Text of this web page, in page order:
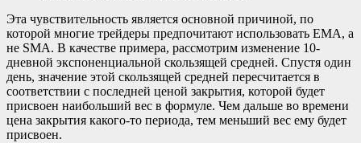
Эта чувствительность является основной причиной, по
которой многие трейдеры предпочитают использовать EMA, а
не SMA. В качестве примера, рассмотрим изменение 10-
дневной экспоненциальной скользящей средней. Спустя один
день, значение этой скользящей средней пересчитается в
соответствии с последней ценой закрытия, которой будет
присвоен наибольший вес в формуле. Чем дальше во времени
цена закрытия какого-то периода, тем меньший вес ему будет
присвоен.